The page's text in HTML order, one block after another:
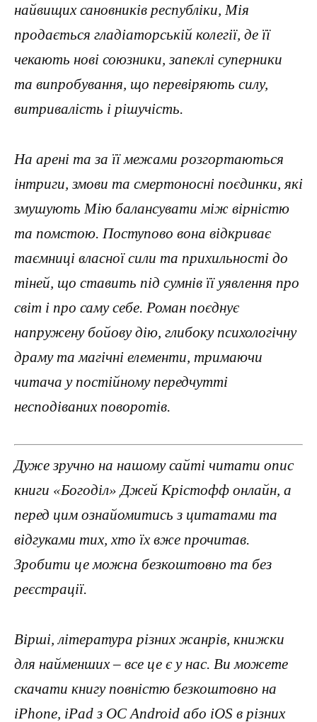
найвищих сановників республіки, Мія
продається гладіаторській колегії, де її
чекають нові союзники, запеклі суперники
та випробування, що перевіряють силу,
витривалість і рішучість.
На арені та за її межами розгортаються
інтриги, змови та смертоносні поєдинки, які
змушують Мію балансувати між вірністю
та помстою. Поступово вона відкриває
таємниці власної сили та прихильності до
тіней, що ставить під сумнів її уявлення про
світ і про саму себе. Роман поєднує
напружену бойову дію, глибоку психологічну
драму та магічні елементи, тримаючи
читача у постійному передчутті
несподіваних поворотів.
Дуже зручно на нашому сайті читати опис
книги «Богоділ» Джей Крістофф онлайн, а
перед цим ознайомитись з цитатами та
відгуками тих, хто їх вже прочитав.
Зробити це можна безкоштовно та без
реєстрації.
Вірші, література різних жанрів, книжки
для найменших – все це є у нас. Ви можете
скачати книгу повністю безкоштовно на
iPhone, iPad з ОС Android або iOS в різних